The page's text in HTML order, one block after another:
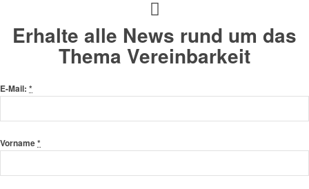
Erhalte alle News rund um das
Thema Vereinbarkeit
E-Mail: *
Vorname*